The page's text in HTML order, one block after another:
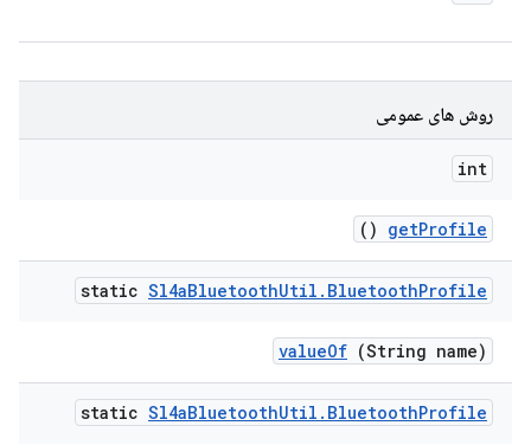
روش های عمومی
int
getProfile
()
static Sl4aBluetoothUtil . BluetoothProfile
valueOf (String name)
static Sl4aBluetoothUtil . BluetoothProfile